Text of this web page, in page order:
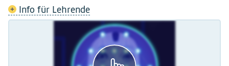
Info für Lehrende